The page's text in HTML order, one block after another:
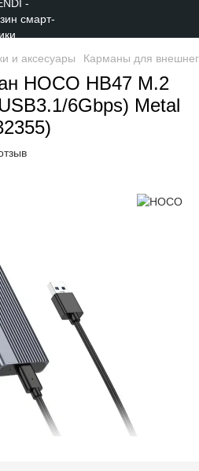
и аксесуары Карманы для
HOCO HB47 M.2
6Gbps) Metal